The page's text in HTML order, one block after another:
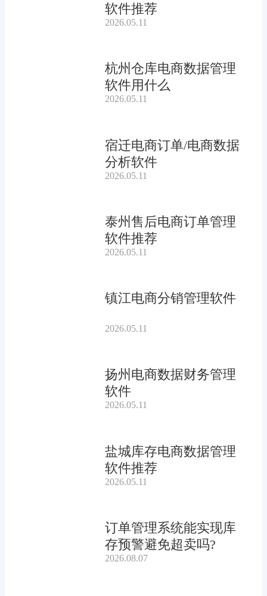
软件推荐
2026.05.11
杭州仓库电商数据管理
软件用什么
2026.05.11
宿迁电商订单/电商数据
分析软件
2026.05.11
泰州售后电商订单管理
软件推荐
2026.05.11
镇江电商分销管理软件
2026.05.11
扬州电商数据财务管理
软件
2026.05.11
盐城库存电商数据管理
软件推荐
2026.05.11
订单管理系统能实现库
存预警避免超卖吗?
2026.08.07